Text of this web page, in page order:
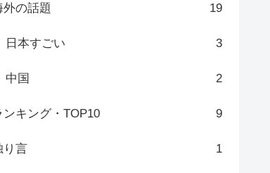
外の話題 19
日本すごい 3
中国 2
ンキング・TOP10 9
り言 1